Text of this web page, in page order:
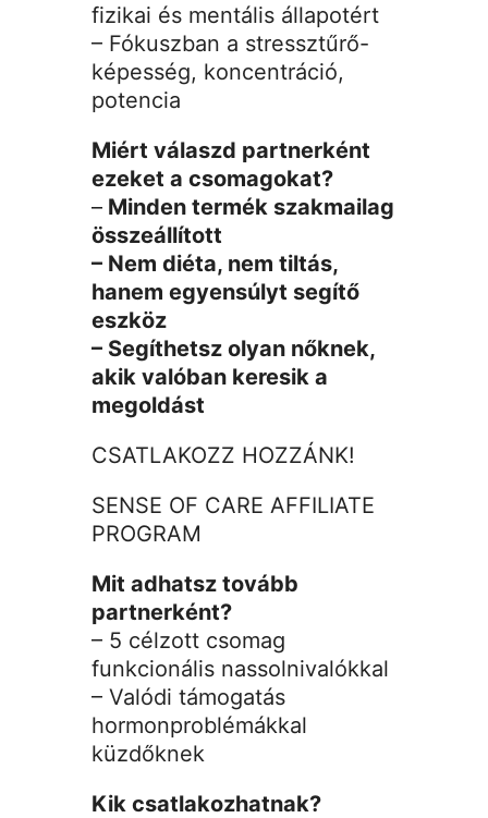
fizikai és mentális állapotért
– Fókuszban a stressztűrő-
képesség, koncentráció,
potencia
Miért válaszd partnerként
ezeket a csomagokat?
–Minden termék szakmailag
összeállított
– Nem diéta, nem tiltás,
hanem egyensúlyt segítő
eszköz
– Segíthetsz olyan nőknek,
akik valóban keresik a
megoldást
CSATLAKOZZ HOZZÁNK!
SENSE OF CARE AFFILIATE
PROGRAM
Mit adhatsz tovább
partnerként?
– 5 célzott csomag
funkcionális nassolnivalókkal
– Valódi támogatás
hormonproblémákkal
küzdőknek
Kik csatlakozhatnak?